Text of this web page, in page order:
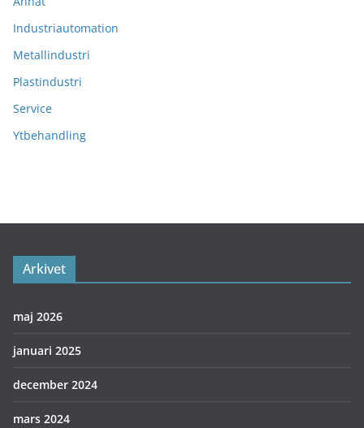
Industriautomation
Metallindustri
Plastindustri
Service
Ytbehandling
Arkivet
maj 2026
januari 2025
december 2024
mars 2024